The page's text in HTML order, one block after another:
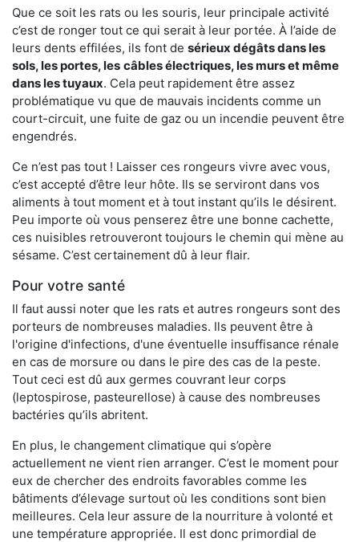
Que ce soit les rats ou les souris, leur principale activité
c’est de ronger tout ce qui serait à leur portée. À l’aide de
leurs dents effilées, ils font de sérieux dégâts dans les
sols, les portes, les câbles électriques, les murs et même
dans les tuyaux. Cela peut rapidement être assez
problématique vu que de mauvais incidents comme un
court-circuit, une fuite de gaz ou un incendie peuvent être
engendrés.
Ce n’est pas tout ! Laisser ces rongeurs vivre avec vous,
c’est accepté d’être leur hôte. Ils se serviront dans vos
aliments à tout moment et à tout instant qu’ils le désirent.
Peu importe où vous penserez être une bonne cachette,
ces nuisibles retrouveront toujours le chemin qui mène au
sésame. C’est certainement dû à leur flair.
Pour votre santé
Il faut aussi noter que les rats et autres rongeurs sont des
porteurs de nombreuses maladies. Ils peuvent être à
l'origine d'infections, d'une éventuelle insuffisance rénale
en cas de morsure ou dans le pire des cas de la peste.
Tout ceci est dû aux germes couvrant leur corps
(leptospirose, pasteurellose) à cause des nombreuses
bactéries qu’ils abritent.
En plus, le changement climatique qui s’opère
actuellement ne vient rien arranger. C’est le moment pour
eux de chercher des endroits favorables comme les
bâtiments d’élevage surtout où les conditions sont bien
meilleures. Cela leur assure de la nourriture à volonté et
une température appropriée. Il est donc primordial de